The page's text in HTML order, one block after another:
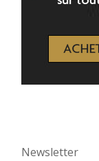
Newsletter